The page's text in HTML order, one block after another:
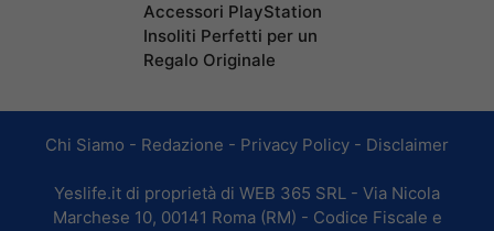
Accessori PlayStation
Insoliti Perfetti per un
Regalo Originale
Chi Siamo - Redazione - Privacy Policy - Disclaimer
Yeslife.it di proprietà di WEB 365 SRL - Via Nicola
Marchese 10, 00141 Roma (RM) - Codice Fiscale e